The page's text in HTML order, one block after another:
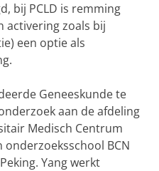
bij PCLD is remming
activering zoals bij
een optie als
Geneeskunde te
aan de afdeling
Medisch Centrum
onderzoeksschool BCN
Yang werkt